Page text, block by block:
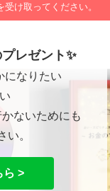
け取ってください。
レゼント✨
になりたい
ないためにも
い。
ら >